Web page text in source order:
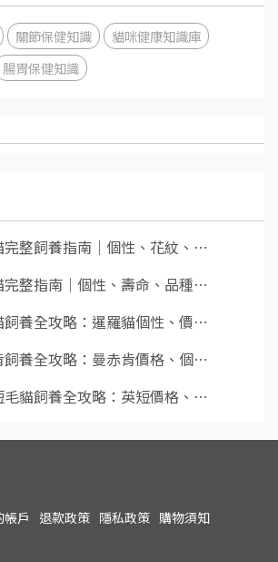
關節保健知識
貓咪健康知識庫
腸胃保健知識
完整飼養指南｜個性、花紋、⋯
完整指南｜個性、壽命、品種⋯
飼養全攻略：暹羅貓個性、價⋯
飼養全攻略：曼赤肯價格、個⋯
毛貓飼養全攻略：英短價格、⋯
帳戶 退款政策 隱私政策 購物須知